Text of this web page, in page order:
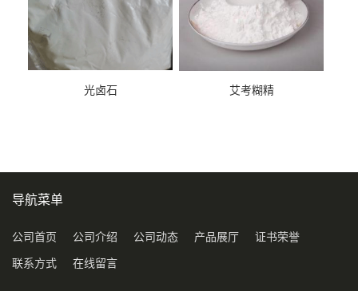
光卤石 艾考糊精
导航菜单
公司首页 公司介绍 公司动态 产品展厅 证书荣誉
联系方式 在线留言